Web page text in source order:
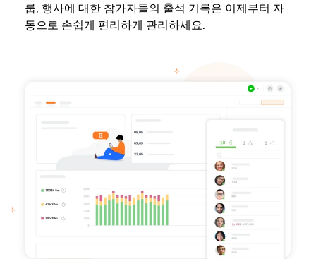
룹, 행사에 대한 참가자들의 출석 기록은 이제부터 자
동으로 손쉽게 편리하게 관리하세요.